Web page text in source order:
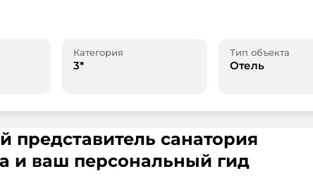
Категория
3*
Тип объекта
Отель
санатория
и ваш персональный гид